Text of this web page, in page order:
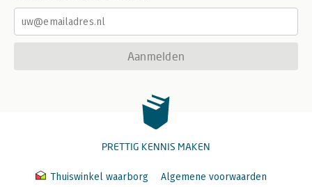
Aanmelden
PRETTIG KENNIS MAKEN
Thuiswinkel waarborg
Algemene voorwaarden